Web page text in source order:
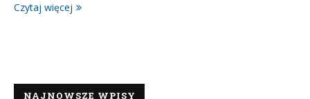
Czytaj więcej
NAJNOWSZE WPISY